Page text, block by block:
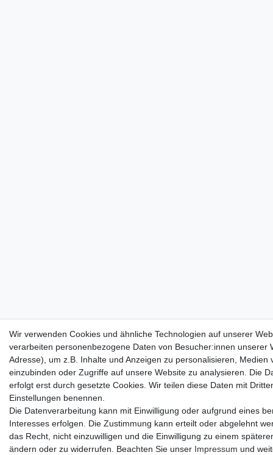
Wir verwenden Cookies und ähnliche Technologien auf unserer
verarbeiten personenbezogene Daten von Besucher:innen unserer
Adresse), um z.B. Inhalte und Anzeigen zu personalisieren, Medien
einzubinden oder Zugriffe auf unsere Website zu analysieren. Die
erfolgt erst durch gesetzte Cookies. Wir teilen diese Daten mit
Einstellungen benennen.
Die Datenverarbeitung kann mit Einwilligung oder aufgrund eines
Interesses erfolgen. Die Zustimmung kann erteilt oder abgelehnt
das Recht, nicht einzuwilligen und die Einwilligung zu einem
ändern oder zu widerrufen. Beachten Sie unser Impressum und